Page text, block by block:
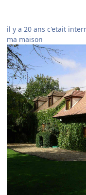
il y a 20 ans c'etait
ma maison